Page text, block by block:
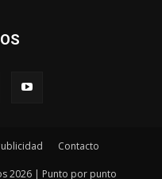
Contacto
2026 | Punto por punto